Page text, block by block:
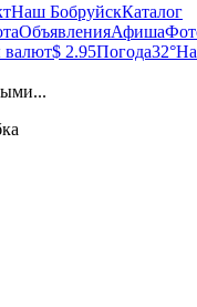
Наш БобруйскКаталог
ОбъявленияАфиша
валют$ 2.95Погода32°